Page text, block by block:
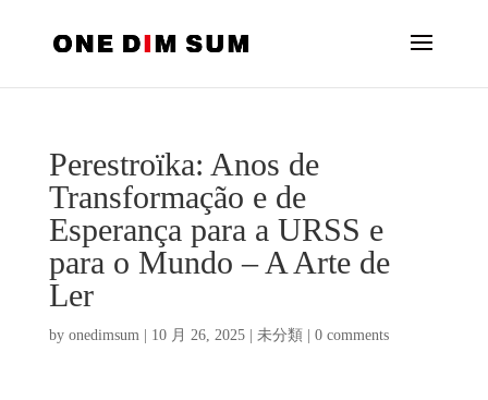
Perestroïka: Anos de
Transformação e de
Esperança para a URSS e
para o Mundo – A Arte de
Ler
by onedimsum| 10 月 26, 2025| 未分類 0 comments